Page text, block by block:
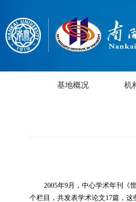
基地概况 机
2005年9月，中心学术年刊《
个栏目，共发表学术论文17篇，